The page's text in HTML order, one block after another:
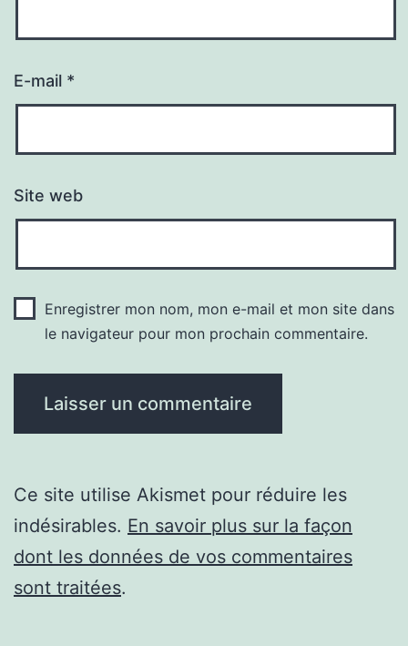
E-mail *
Site web
Enregistrer mon nom, mon e-mail et mon site dans
le navigateur pour mon prochain commentaire.
Ce site utilise Akismet pour réduire les
indésirables. En savoir plus sur la façon
dont les données de vos commentaires
sont traitées.